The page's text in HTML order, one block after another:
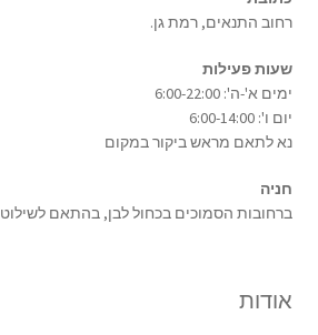
רחוב התנאים, רמת גן.
שעות פעילות
ימים א'-ה': 6:00-22:00
יום ו': 6:00-14:00
נא לתאם מראש ביקור במקום
חניה
ברחובות הסמוכים בכחול לבן, בהתאם לשילוט
אודות